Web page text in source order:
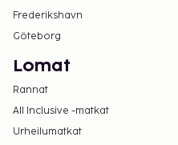
Autoa ei tarvita
pääsemiseksi.
Frederikshavn
Göteborg
Lomat
Rannat
All Inclusive -matkat
Urheilumatkat